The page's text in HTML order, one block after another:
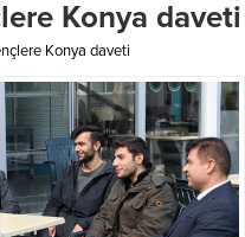
Konya daveti
Konya daveti